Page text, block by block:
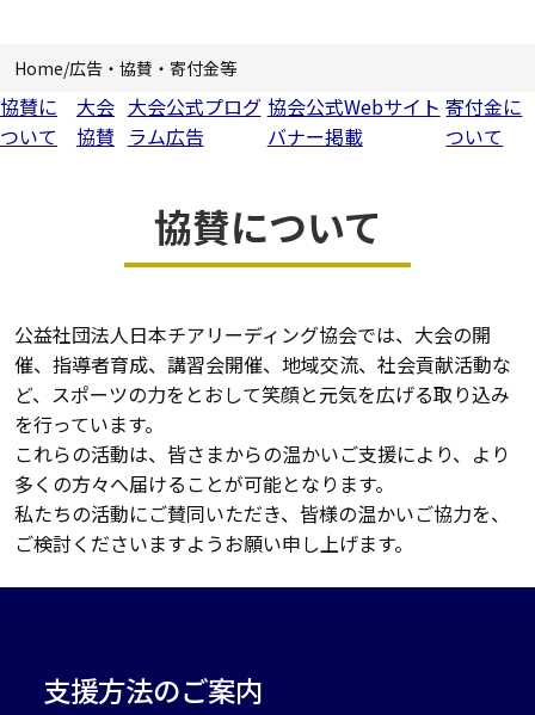
Home/広告・協賛・寄付金等
協賛に
ついて
大会
協賛
大会公式プログ
ラム広告
協会公式Webサイト
バナー掲載
寄付金に
ついて
協賛について
公益社団法人日本チアリーディング協会では、大会の開
催、指導者育成、講習会開催、地域交流、社会貢献活動な
ど、スポーツの力をとおして笑顔と元気を広げる取り込み
を行っています。
これらの活動は、皆さまからの温かいご支援により、より
多くの方々へ届けることが可能となります。
私たちの活動にご賛同いただき、皆様の温かいご協力を、
ご検討くださいますようお願い申し上げます。
支援方法のご案内